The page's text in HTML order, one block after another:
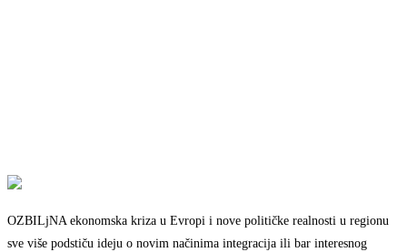
OZBILjNA ekonomska kriza u Evropi i nove političke realnosti u regionu
sve više podstiču ideju o novim načinima integracija ili bar interesnog